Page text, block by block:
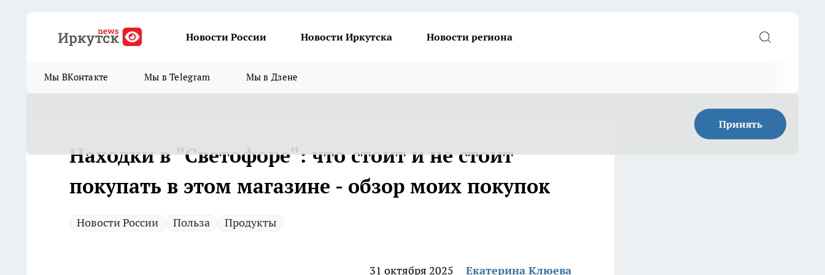
Новости России Новости Иркутска Новости региона
Мы ВКонтакте Мы в Telegram Мы в Дзене
Принять
Находки в "Светофоре": что стоит и не стоит
покупать в этом магазине - обзор моих покупок
Новости России Польза Продукты
31 октября 2025 Екатерина Клюева